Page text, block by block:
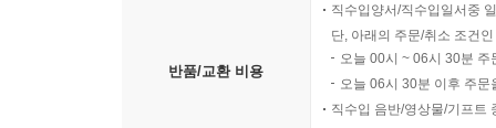
반품/교환 비용
직수입양서/직수입일서중
단, 아래의 주문/취소 조건
오늘 00시 ~ 06시 30분
오늘 06시 30분 이후 주
직수입 음반/영상물/기프트